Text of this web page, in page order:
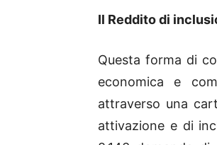
Il Reddito di
Questa forma di
economica e
attraverso una
attivazione e di